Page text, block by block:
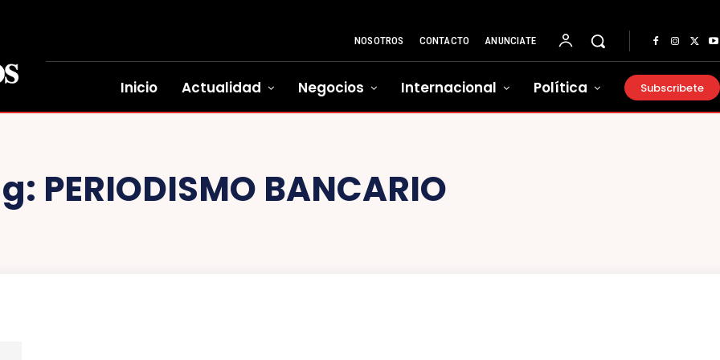
NOSOTROS CONTACTO ANUNCIATE
Inicio Actualidad Negocios Internacional Política Subscribete
PERIODISMO BANCARIO